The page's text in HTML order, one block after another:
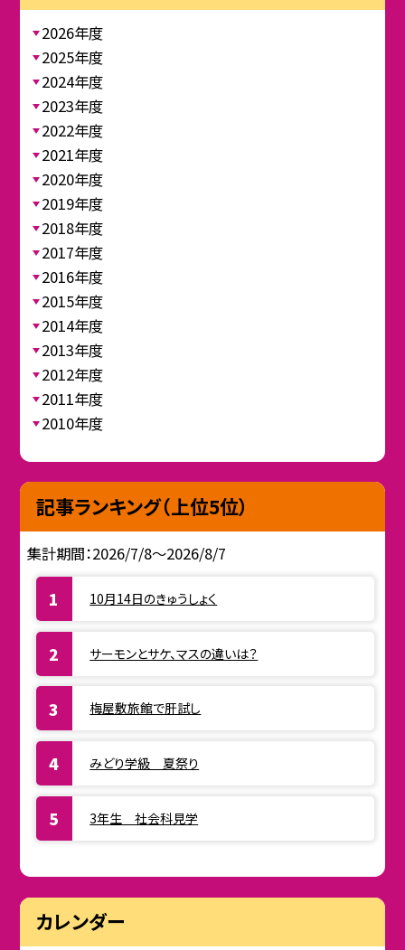
2026年度
2025年度
2024年度
2023年度
2022年度
2021年度
2020年度
2019年度
2018年度
2017年度
2016年度
2015年度
2014年度
2013年度
2012年度
2011年度
2010年度
記事ランキング（上位5位）
集計期間：2026/7/8～2026/8/7
10月14日のきゅうしょく
サーモンとサケ、マスの違いは？
梅屋敷旅館で肝試し
みどり学級 夏祭り
3年生 社会科見学
カレンダー